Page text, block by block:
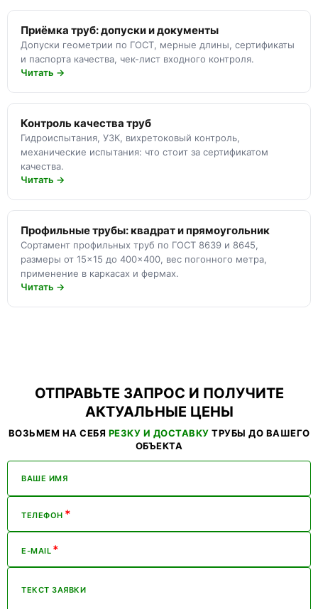
Приёмка труб: допуски и документы
Допуски геометрии по ГОСТ, мерные длины, сертификаты
и паспорта качества, чек-лист входного контроля.
Читать →
Контроль качества труб
Гидроиспытания, УЗК, вихретоковый контроль,
механические испытания: что стоит за сертификатом
качества.
Читать →
Профильные трубы: квадрат и прямоугольник
Сортамент профильных труб по ГОСТ 8639 и 8645,
размеры от 15×15 до 400×400, вес погонного метра,
применение в каркасах и фермах.
Читать →
ОТПРАВЬТЕ ЗАПРОС И ПОЛУЧИТЕ
АКТУАЛЬНЫЕ ЦЕНЫ
ВОЗЬМЕМ НА СЕБЯ РЕЗКУ И ДОСТАВКУ ТРУБЫ ДО ВАШЕГО
ОБЪЕКТА
ВАШЕ ИМЯ
ТЕЛЕФОН *
E-MAIL *
ТЕКСТ ЗАЯВКИ